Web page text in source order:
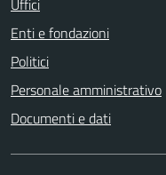
Uffici
Enti e fondazioni
Politici
Personale amministrativo
Documenti e dati